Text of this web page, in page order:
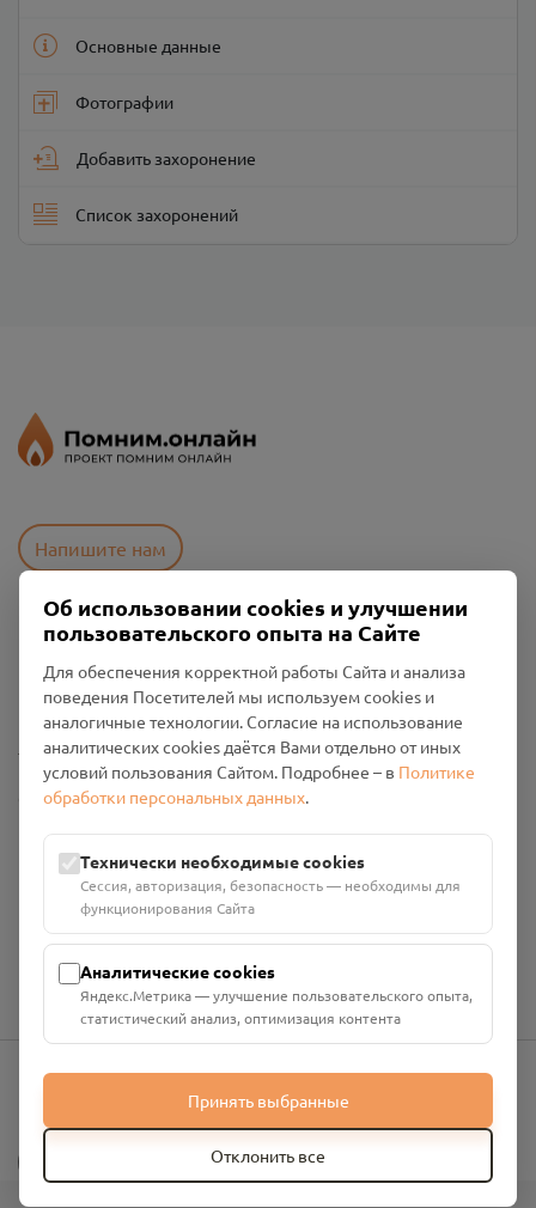
Основные данные
Фотографии
Добавить захоронение
Список захоронений
Напишите нам
Пользовательское соглашение
Политика конфиденциальности
Промо-материалы
Настройки cookies
Общество с ограниченной ответственностью «Смоленский
ИНН: 6700029207 ОГРН: 1256700001986
Юридический адрес: 216790, Смоленская область, р-н
Руднянский, г. Рудня, улица Западная, д. 26А, пом. 18
Номер счёта: 40702810901130004287 в АО "АЛЬФА-БАНК"
Кор. счёт: 30101810200000000593
info@pomnim.online
Об использовании cookies и улучшении
пользовательского опыта на Сайте
Для обеспечения корректной работы Сайта и анализа
поведения Посетителей мы используем cookies и
аналогичные технологии. Согласие на использование
аналитических cookies даётся Вами отдельно от иных
условий пользования Сайтом. Подробнее – в Политике
обработки персональных данных.
Технически необходимые cookies
Сессия, авторизация, безопасность — необходимы для
функционирования Сайта
Аналитические cookies
Яндекс.Метрика — улучшение пользовательского опыта,
статистический анализ, оптимизация контента
Принять выбранные
Отклонить все